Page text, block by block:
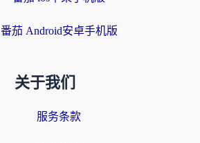
番茄 Android安卓手机版
关于我们
服务条款